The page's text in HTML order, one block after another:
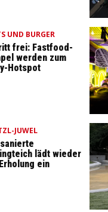
UND BURGER
frei: Fastfood-
werden zum
Hotspot
JUWEL
lädt wieder
ein